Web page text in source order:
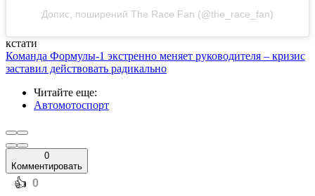
Допис, поширений The Race Fan (@the_race_fan)
кстати
Команда Формулы-1 экстренно меняет руководителя – кризис
заставил действовать радикально
Читайте еще:
Автомотоспорт
0
Комментировать
️👍 0